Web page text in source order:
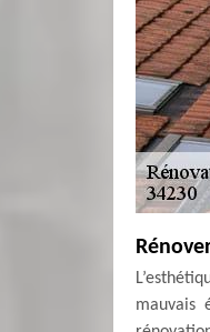
mauvais